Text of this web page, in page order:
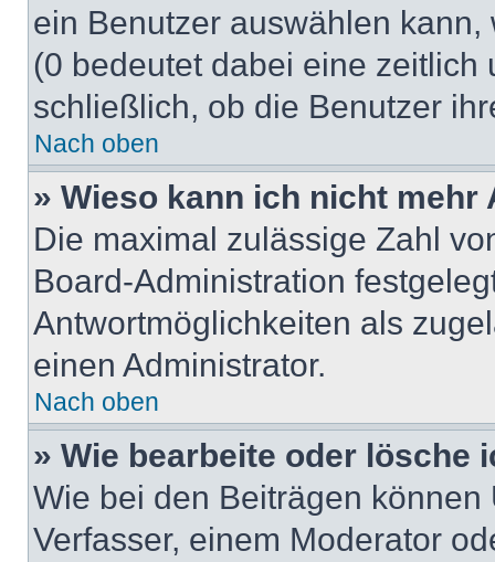
ein Benutzer auswählen
(0 bedeutet dabei eine
schließlich, ob die Benutzer
Nach oben
» Wieso kann ich nicht
Die maximal zulässige Zahl
Board-Administration
Antwortmöglichkeiten als
einen Administrator.
Nach oben
» Wie bearbeite oder lösche
Wie bei den Beiträgen
Verfasser, einem Moderator